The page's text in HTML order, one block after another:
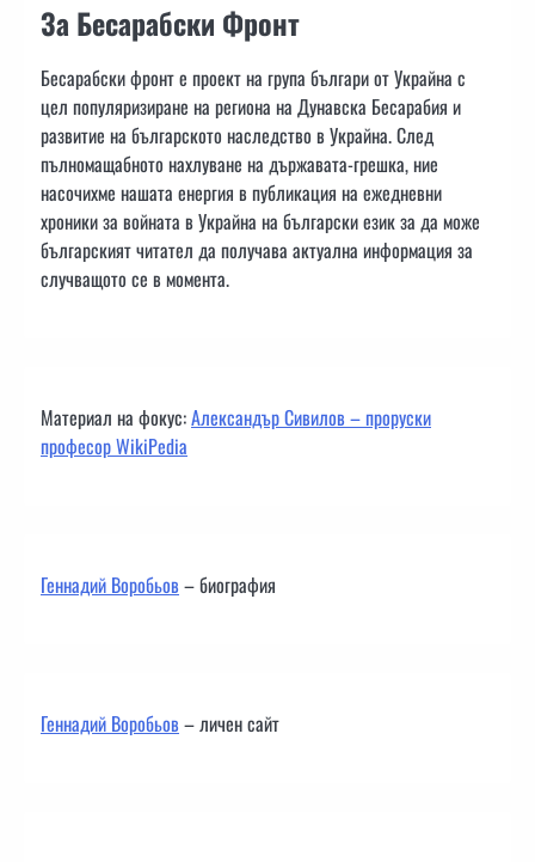
За Бесарабски Фронт
Бесарабски фронт е проект на група българи от Украйна с
цел популяризиране на региона на Дунавска Бесарабия и
развитие на българското наследство в Украйна. След
пълномащабното нахлуване на държавата-грешка, ние
насочихме нашата енергия в публикация на ежедневни
хроники за войната в Украйна на български език за да може
българският читател да получава актуална информация за
случващото се в момента.
Материал на фокус:Александър Сивилов – проруски
професор WikiPedia
Геннадий Воробьов– биография
Геннадий Воробьов– личен сайт